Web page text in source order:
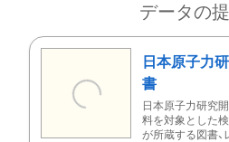
データの
日本原子力
書
日本原子力研究
料を対象とした
が所蔵する図書、